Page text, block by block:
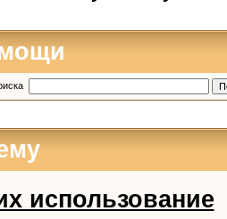
использование